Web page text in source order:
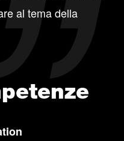
al tema della